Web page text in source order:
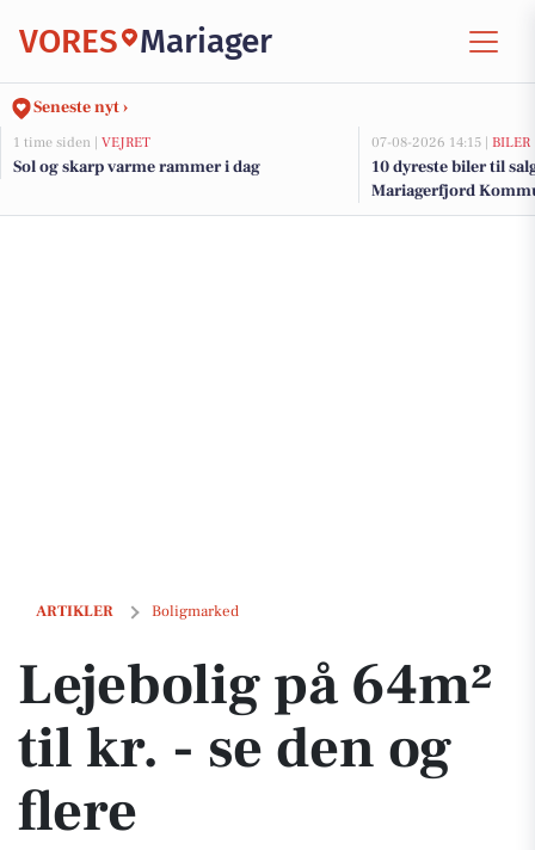
VORES Mariager
Seneste nyt ›
1 time siden | VEJRET
Sol og skarp varme rammer i dag
07-08-2026 14:15 | BILER
10 dyreste biler til
Mariagerfjord
ARTIKLER Boligmarked
Lejebolig på 64m² til kr. - se den og flere
Lejebolig på 64m²
til kr. - se den og
flere